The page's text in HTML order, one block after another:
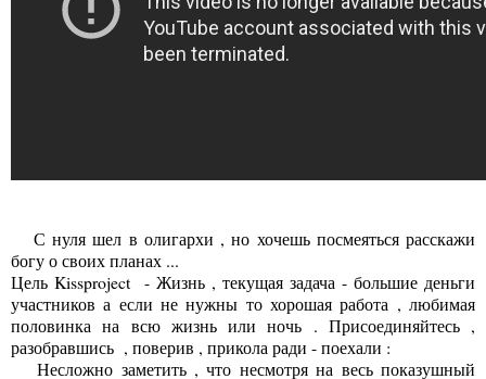
С нуля шел в олигархи , но хочешь посмеяться расскажи
богу о своих планах ...
Цель Kissproject - Жизнь , текущая задача - большие деньги
участников а если не нужны то хорошая работа , любимая
половинка на всю жизнь или ночь . Присоединяйтесь ,
разобравшись , поверив , прикола ради - поехали :
Несложно заметить , что несмотря на весь показушный